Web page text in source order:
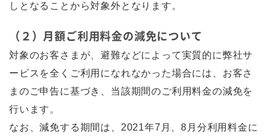
しとなることから対象外となります。
（２）月額ご利用料金の減免について
対象のお客さまが、避難などによって実質的に弊社サ
ービスを全くご利用になれなかった場合には、お客さ
まのご申告に基づき、当該期間のご利用料金の減免を
行います。
なお、減免する期間は、2021年7月、8月分利用料金に